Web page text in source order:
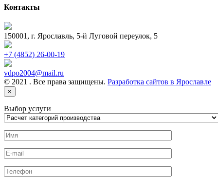
Контакты
150001, г. Ярославль, 5-й Луговой переулок, 5
+7 (4852) 26-00-19
vdpo2004@mail.ru
© 2021 . Все права защищены. Разработка сайтов в Ярославле
×
Выбор услуги